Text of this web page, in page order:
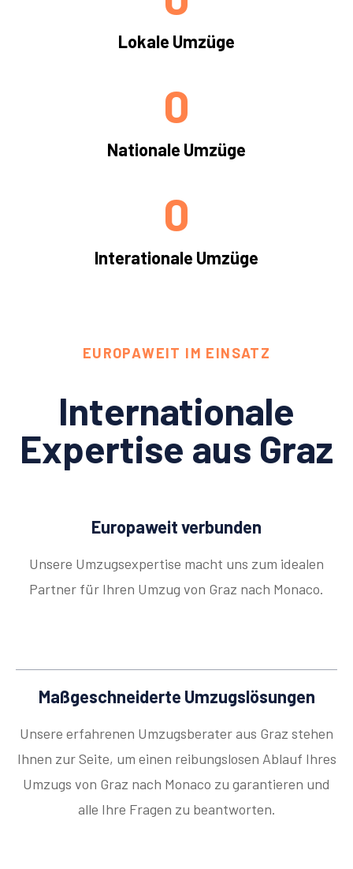
Lokale Umzüge
Nationale Umzüge
0
Interationale Umzüge
0
EUROPAWEIT IM EINSATZ
Internationale
Expertise aus Graz
Europaweit verbunden
Unsere Umzugsexpertise macht uns zum idealen
Partner für Ihren Umzug von Graz nach Monaco.
Maßgeschneiderte Umzugslösungen
Unsere erfahrenen Umzugsberater aus Graz stehen
Ihnen zur Seite, um einen reibungslosen Ablauf Ihres
Umzugs von Graz nach Monaco zu garantieren und
alle Ihre Fragen zu beantworten.